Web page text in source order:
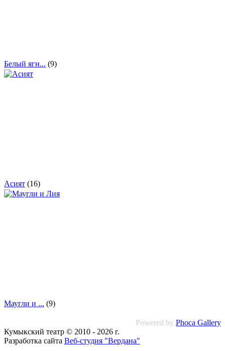
Белый ягн... (9)
Асият (16)
Маугли и ... (9)
Powered by Phoca Gallery
Кумыкский театр © 2010 - 2026 г.
Разработка сайта Веб-студия "Вердана"